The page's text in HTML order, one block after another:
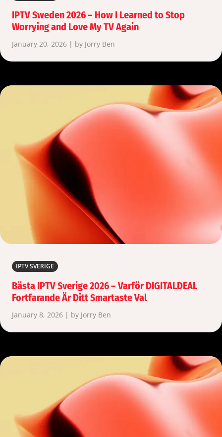
IPTV Sweden 2026 – How I Learned to Stop
Worrying and Love My TV Again
January 20, 2026 | by Jorry Ben
IPTV SVERIGE
Bästa IPTV Sverige 2026 – Varför DIGITALDEAL
Fortfarande Är Ditt Smartaste Val
January 8, 2026 | by Jorry Ben